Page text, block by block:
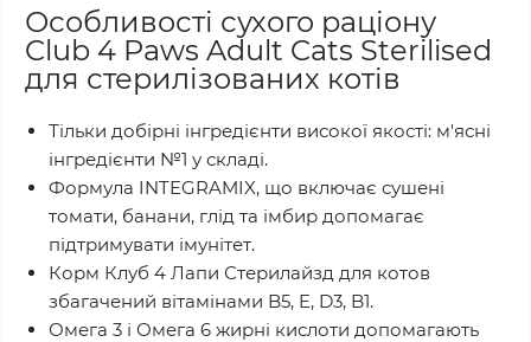
Особливості сухого раціону
Club 4 Paws Adult Cats Sterilised
для стерилізованих котів
Тільки добірні інгредієнти високої якості: м'ясні
інгредієнти №1 у складі.
Формула INTEGRAMIX, що включає сушені
томати, банани, глід та імбир допомагає
підтримувати імунітет.
Корм Клуб 4 Лапи Стерилайзд для котов
збагачений вітамінами B5, E, D3, B1.
Омега 3 і Омега 6 жирні кислоти допомагають